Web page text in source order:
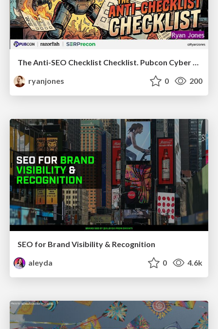
The Anti-SEO Checklist Checklist. Pubcon Cyber Week
ryanjones
0 200
SEO for Brand Visibility & Recognition
aleyda
0 4.6k